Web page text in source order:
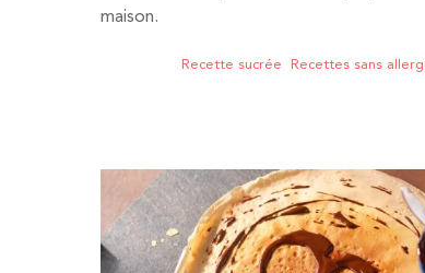
maison.
Recette sucrée Recettes sans